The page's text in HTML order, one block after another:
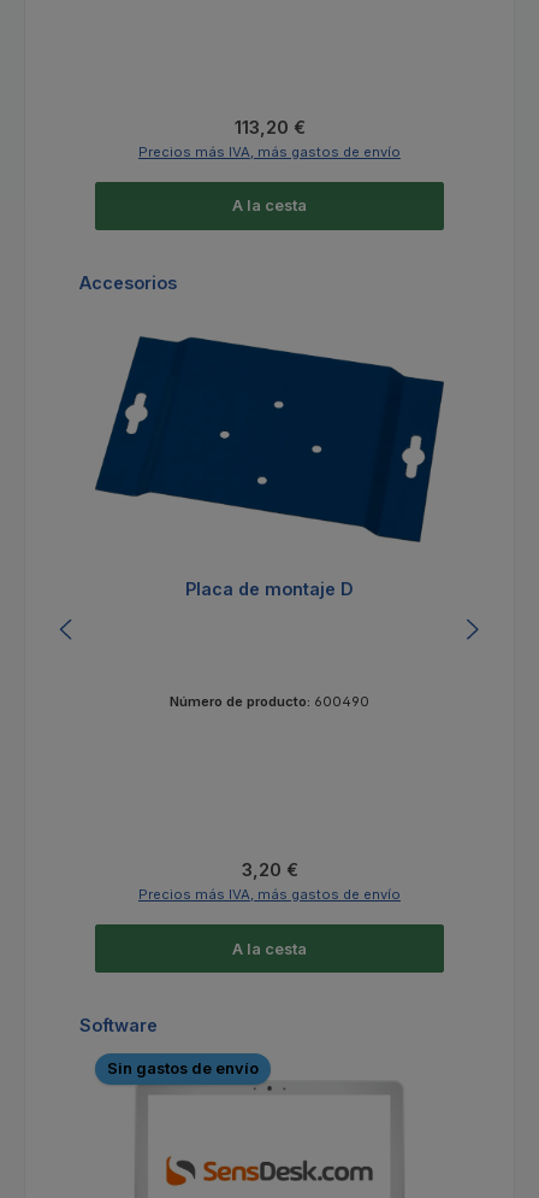
Precio normal:
113,20 €
Precios más IVA, más gastos de envío
A la cesta
Omitir la galería de productos
Accesorios
Placa de montaje D
Número de producto: 600490
Precio normal:
3,20 €
Precios más IVA, más gastos de envío
A la cesta
Omitir la galería de productos
Software
Sin gastos de envío